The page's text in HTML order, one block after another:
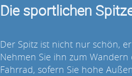
Die sportlichen
Der Spitz ist nicht nur schön,
Nehmen Sie ihn zum
Fahrrad, sofern Sie hohe